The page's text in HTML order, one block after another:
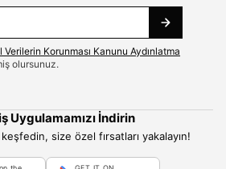
Verilerin Korunması Kanunu Aydınlatma
olursunuz.
Uygulamamızı İndirin
size özel fırsatları yakalayın!